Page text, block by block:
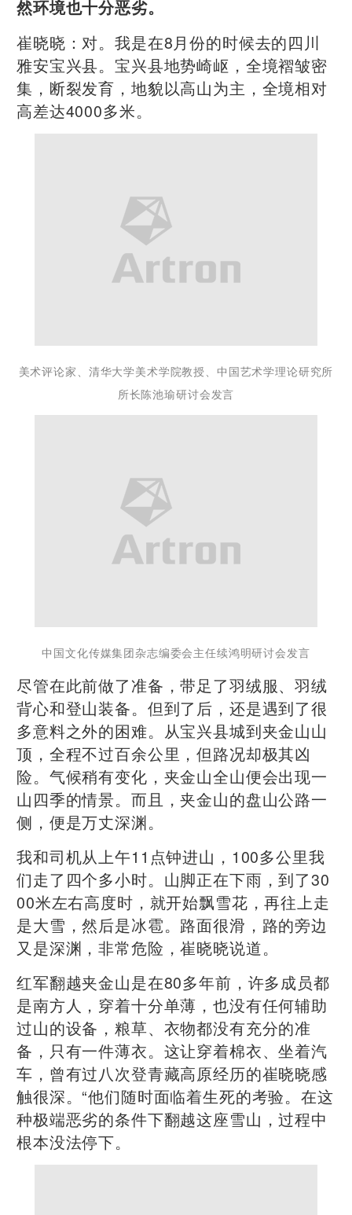
然环境也十分恶劣。
崔晓晓：对。我是在8月份的时候去的四川
雅安宝兴县。宝兴县地势崎岖，全境褶皱密
集，断裂发育，地貌以高山为主，全境相对
高差达4000多米。
美术评论家、清华大学美术学院教授、中国艺术学理论研究所
所长陈池瑜研讨会发言
中国文化传媒集团杂志编委会主任续鸿明研讨会发言
尽管在此前做了准备，带足了羽绒服、羽绒
背心和登山装备。但到了后，还是遇到了很
多意料之外的困难。从宝兴县城到夹金山山
顶，全程不过百余公里，但路况却极其凶
险。气候稍有变化，夹金山全山便会出现一
山四季的情景。而且，夹金山的盘山公路一
侧，便是万丈深渊。
我和司机从上午11点钟进山，100多公里我
们走了四个多小时。山脚正在下雨，到了30
00米左右高度时，就开始飘雪花，再往上走
是大雪，然后是冰雹。路面很滑，路的旁边
又是深渊，非常危险，崔晓晓说道。
红军翻越夹金山是在80多年前，许多成员都
是南方人，穿着十分单薄，也没有任何辅助
过山的设备，粮草、衣物都没有充分的准
备，只有一件薄衣。这让穿着棉衣、坐着汽
车，曾有过八次登青藏高原经历的崔晓晓感
触很深。“他们随时面临着生死的考验。在这
种极端恶劣的条件下翻越这座雪山，过程中
根本没法停下。